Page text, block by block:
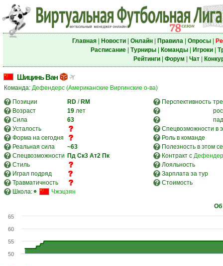
Главная| Новости| Онлайн| Правила| Опросы|
Расписание| Турниры| Команды| Игроки|
Рейтинги| Форум Чат|
Шицинь Ван
Команда: Дефендерс (Американские Виргинские о-ва)
Позиции
RD / RM Перспективность
Возраст
19 лет
Сила
63
Усталость
Спецвозможности в
Форма на сегодня
Роль в команде
Реальная сила
~63
Полезность в этом
Спецвозможности Пд Ск3 Ат2 Пк Контракт с
Стиль
Лояльность
Играл подряд
Зарплата за тур
Травматичность
Стоимость
Школа:
Чжэцзян
Об
50
55
60
65